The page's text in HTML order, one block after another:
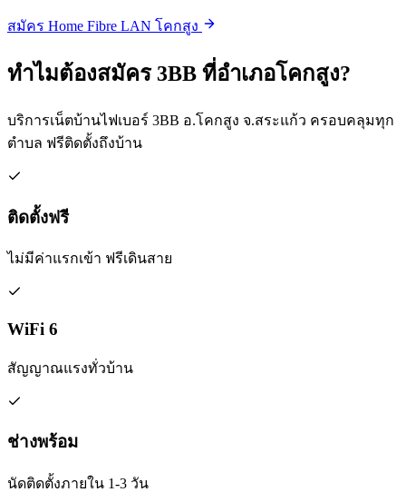
สมัคร Home Fibre LAN โคกสูง
ทำไมต้องสมัคร 3BB ที่อำเภอโคกสูง?
บริการเน็ตบ้านไฟเบอร์ 3BB อ.โคกสูง จ.สระแก้ว ครอบคลุมทุก
ตำบล ฟรีติดตั้งถึงบ้าน
ติดตั้งฟรี
ไม่มีค่าแรกเข้า ฟรีเดินสาย
WiFi 6
สัญญาณแรงทั่วบ้าน
ช่างพร้อม
นัดติดตั้งภายใน 1-3 วัน